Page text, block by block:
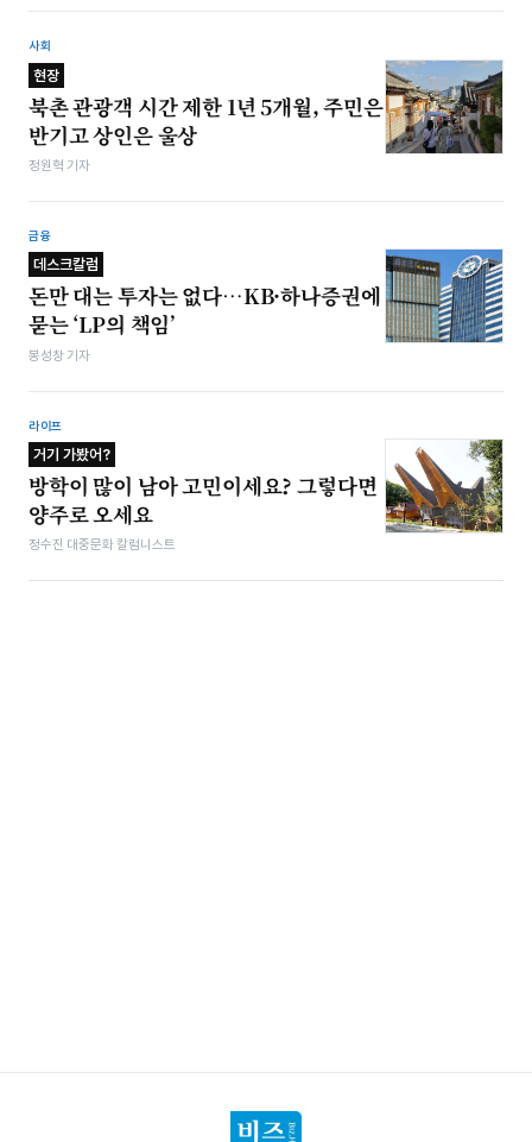
사회
현장
북촌 관광객 시간 제한 1년 5개월, 주민은
반기고 상인은 울상
정원혁 기자
금융
데스크칼럼
돈만 대는 투자는 없다…KB·하나증권에
묻는 ‘LP의 책임’
봉성창 기자
라이프
거기 가봤어?
방학이 많이 남아 고민이세요? 그렇다면
양주로 오세요
정수진 대중문화 칼럼니스트